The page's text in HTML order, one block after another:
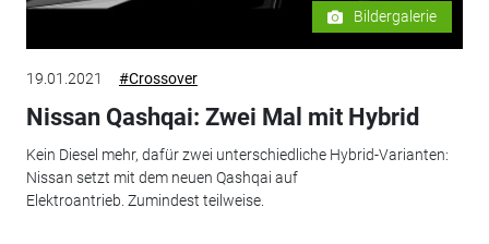
Bildergalerie
19.01.2021 #Crossover
Nissan Qashqai: Zwei Mal mit Hybrid
Kein Diesel mehr, dafür zwei unterschiedliche Hybrid-Varianten:
Nissan setzt mit dem neuen Qashqai auf
Elektroantrieb. Zumindest teilweise.